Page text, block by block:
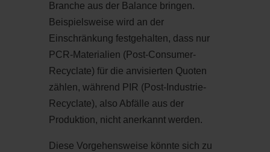
Branche aus der Balance bringen.
Beispielsweise wird an der
Einschränkung festgehalten, dass nur
PCR-Materialien (Post-Consumer-
Recyclate) für die anvisierten Quoten
zählen, während PIR (Post-Industrie-
Recyclate), also Abfälle aus der
Produktion, nicht anerkannt werden.
Diese Vorgehensweise könnte sich zu